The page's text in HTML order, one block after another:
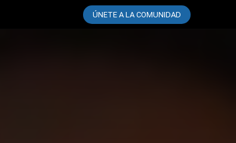
ÚNETE A LA COMUNIDAD